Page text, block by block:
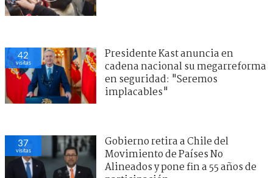
42
visitas
Presidente Kast anuncia en
cadena nacional su megarreforma
en seguridad: "Seremos
implacables"
37
visitas
Gobierno retira a Chile del
Movimiento de Países No
Alineados y pone fin a 55 años de